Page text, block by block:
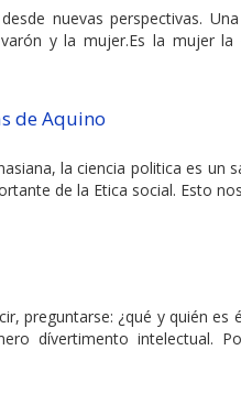
nuevas perspectivas.
y la mujer.Es la mujer la
de Aquino
la ciencia politica es un
de la Etica social. Esto
preguntarse: ¿qué y quién es
dívertimento intelectual.